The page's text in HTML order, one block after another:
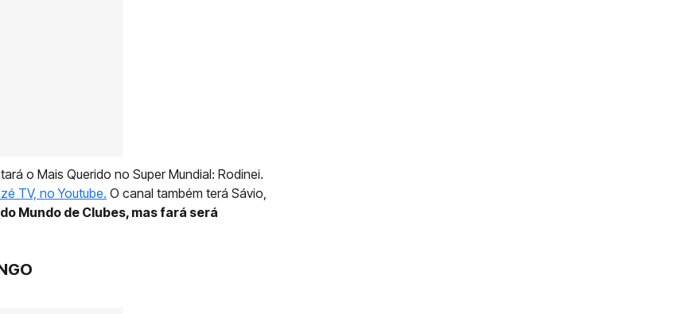
o Mais Querido no Super Mundial: Rodinei.
TV, no Youtube. O canal também terá Sávio,
Mundo de Clubes, mas fará será